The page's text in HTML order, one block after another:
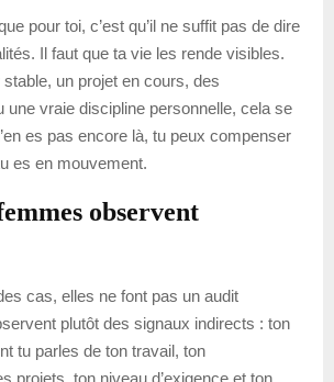
pour toi, c’est qu’il ne suffit pas de dire
Il faut que ta vie les rende visibles.
un projet en cours, des
une vraie discipline personnelle, cela se
es pas encore là, tu peux compenser
es en mouvement.
observent
cas, elles ne font pas un audit
plutôt des signaux indirects : ton
tu parles de ton travail, ton
projets, ton niveau d’exigence et ton